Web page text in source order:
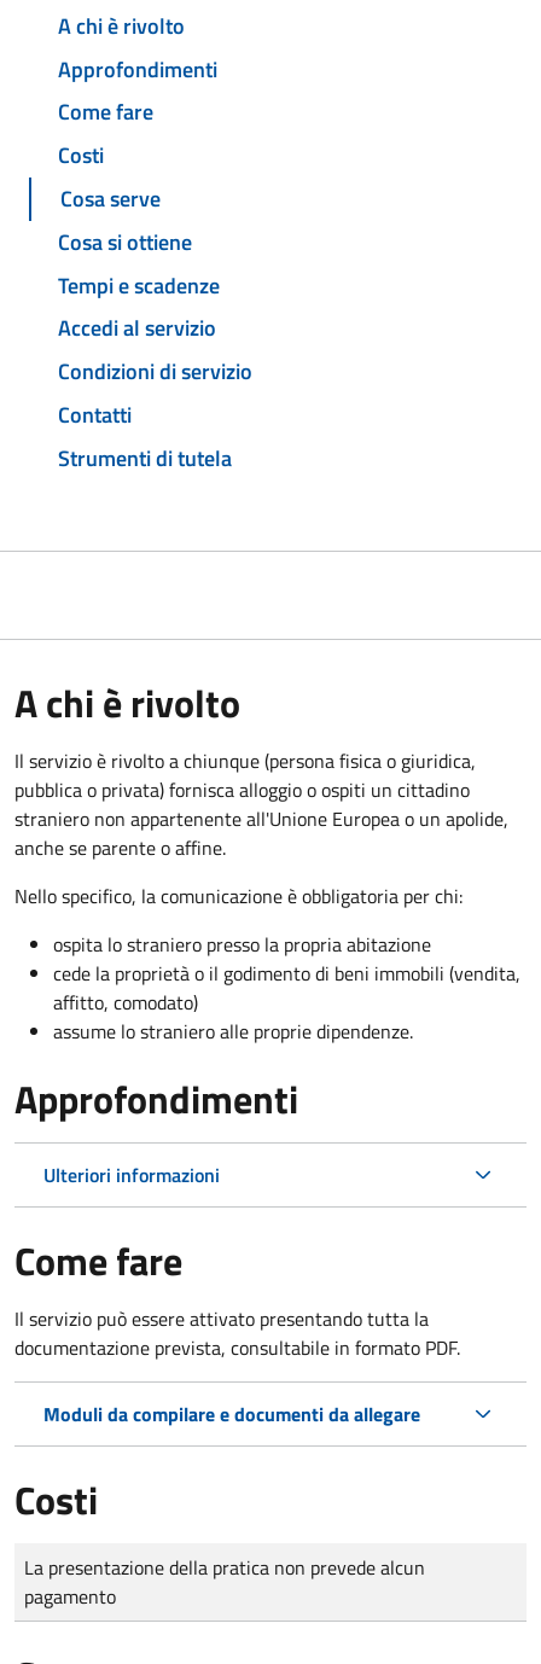
A chi è rivolto
Approfondimenti
Come fare
Costi
Cosa serve
Cosa si ottiene
Tempi e scadenze
Accedi al servizio
Condizioni di servizio
Contatti
Strumenti di tutela
A chi è rivolto
Il servizio è rivolto a chiunque (persona fisica o giuridica,
pubblica o privata) fornisca alloggio o ospiti un cittadino
straniero non appartenente all'Unione Europea o un apolide,
anche se parente o affine.
Nello specifico, la comunicazione è obbligatoria per chi:
ospita lo straniero presso la propria abitazione
cede la proprietà o il godimento di beni immobili (vendita,
affitto, comodato)
assume lo straniero alle proprie dipendenze.
Approfondimenti
Ulteriori informazioni
Come fare
Il servizio può essere attivato presentando tutta la
documentazione prevista, consultabile in formato PDF.
Moduli da compilare e documenti da allegare
Costi
Tipo di pagamento
Importo
La presentazione della pratica non prevede alcun
pagamento